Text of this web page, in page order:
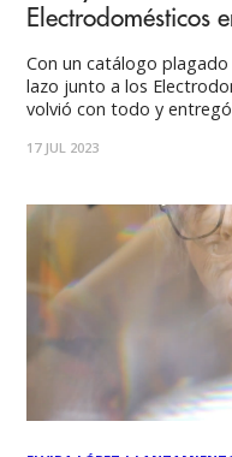
Electrodomésticos
Con un catálogo
lazo junto a los
volvió con todo y
interesantes covers, el
17 JUL 2023